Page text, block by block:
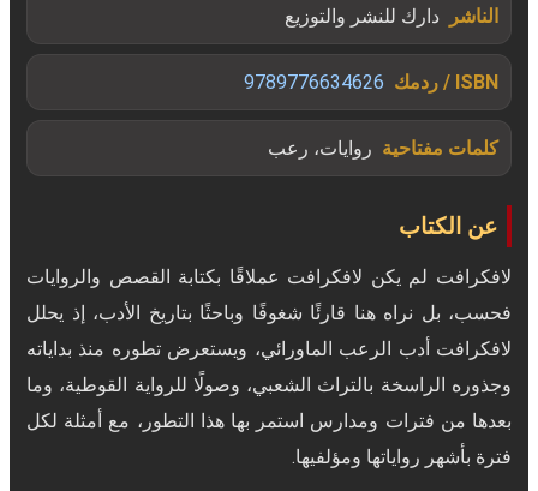
الناشر دارك للنشر والتوزيع
ISBN / ردمك 9789776634626
كلمات مفتاحية روايات، رعب
عن الكتاب
لافكرافت لم يكن لافكرافت عملاقًا بكتابة القصص والروايات
فحسب، بل نراه هنا قارئًا شغوفًا وباحثًا بتاريخ الأدب، إذ يحلل
لافكرافت أدب الرعب الماورائي، ويستعرض تطوره منذ بداياته
وجذوره الراسخة بالتراث الشعبي، وصولًا للرواية القوطية، وما
بعدها من فترات ومدارس استمر بها هذا التطور، مع أمثلة لكل